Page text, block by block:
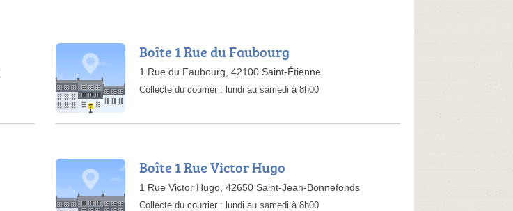
Boîte 1 Rue du Faubourg
1 Rue du Faubourg, 42100 Saint-Étienne
Collecte du courrier : lundi au samedi à 8h00
Boîte 1 Rue Victor Hugo
1 Rue Victor Hugo, 42650 Saint-Jean-Bonnefonds
Collecte du courrier : lundi au samedi à 8h00